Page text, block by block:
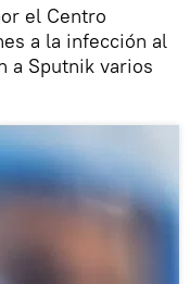
el Centro
a la infección al
a Sputnik varios